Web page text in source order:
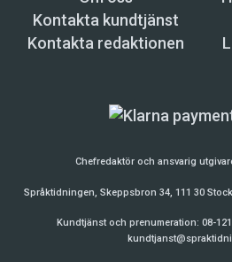
Kontakta kundtjänst
Kontakta redaktionen
Chefredaktör och ansvarig
Språktidningen, Skeppsbron 34, 111 30
Kundtjänst och prenumeration: 08-